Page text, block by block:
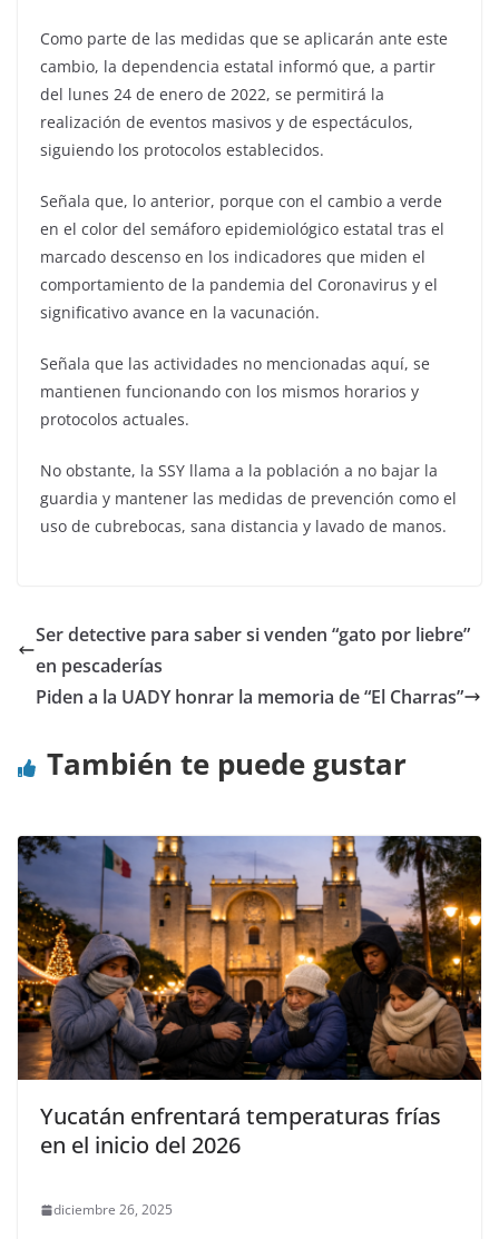
Como parte de las medidas que se aplicarán ante este
cambio, la dependencia estatal informó que, a partir
del lunes 24 de enero de 2022, se permitirá la
realización de eventos masivos y de espectáculos,
siguiendo los protocolos establecidos.
Señala que, lo anterior, porque con el cambio a verde
en el color del semáforo epidemiológico estatal tras el
marcado descenso en los indicadores que miden el
comportamiento de la pandemia del Coronavirus y el
significativo avance en la vacunación.
Señala que las actividades no mencionadas aquí, se
mantienen funcionando con los mismos horarios y
protocolos actuales.
No obstante, la SSY llama a la población a no bajar la
guardia y mantener las medidas de prevención como el
uso de cubrebocas, sana distancia y lavado de manos.
Ser detective para saber si venden “gato por liebre”
en pescaderías
Piden a la UADY honrar la memoria de “El Charras”
También te puede gustar
Yucatán enfrentará temperaturas frías
en el inicio del 2026
diciembre 26, 2025